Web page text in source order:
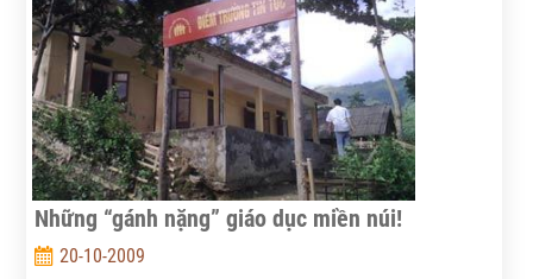
làm gì, và làm gì để trả vốn và lãi vay.
Những “gánh nặng” giáo dục miền núi!
20-10-2009